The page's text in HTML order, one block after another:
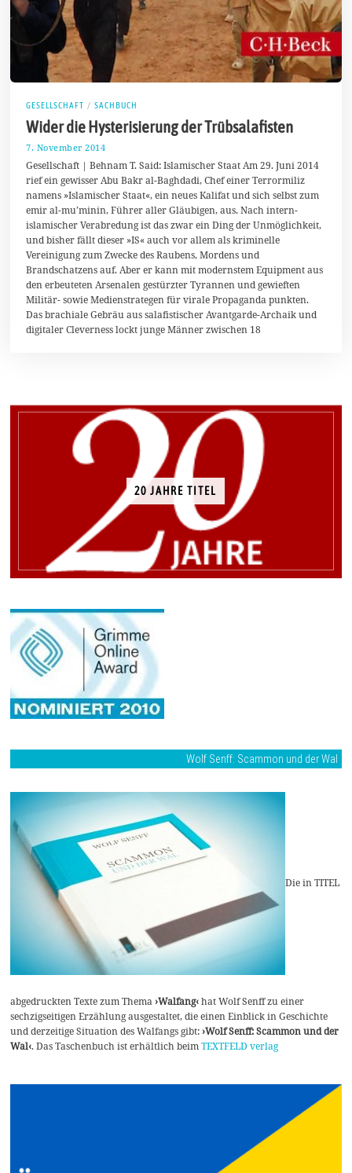
GESELLSCHAFT / SACHBUCH
Wider die Hysterisierung der Trübsalafisten
7. November 2014
.
N
o
e
m
b
e
r
2
0
1
4
Gesellschaft | Behnam T. Said: Islamischer Staat Am 29. Juni 2014
rief ein gewisser Abu Bakr al-Baghdadi, Chef einer Terrormiliz
namens »Islamischer Staat«, ein neues Kalifat und sich selbst zum
emir al-mu’minin, Führer aller Gläubigen, aus. Nach intern-
islamischer Verabredung ist das zwar ein Ding der Unmöglichkeit,
und bisher fällt dieser »IS« auch vor allem als kriminelle
Vereinigung zum Zwecke des Raubens, Mordens und
Brandschatzens auf. Aber er kann mit modernstem Equipment aus
den erbeuteten Arsenalen gestürzter Tyrannen und gewieften
Militär- sowie Medienstrategen für virale Propaganda punkten.
Das brachiale Gebräu aus salafistischer Avantgarde-Archaik und
digitaler Cleverness lockt junge Männer zwischen 18
20 JAHRE TITEL
Wolf Senff: Scammon und der Wal
Die in TITEL
abgedruckten Texte zum Thema›Walfang‹hat Wolf Senff zu einer
sechzigseitigen Erzählung ausgestaltet, die einen Einblick in Geschichte
und derzeitige Situation des Walfangs gibt:›Wolf Senff: Scammon und der
Wal‹. Das Taschenbuch ist erhältlich beimTEXTFELD verlag